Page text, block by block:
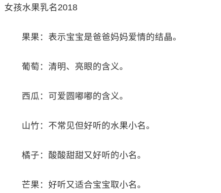
女孩水果乳名2018
果果：表示宝宝是爸爸妈妈爱情的结晶。
葡萄：清明、亮眼的含义。
西瓜：可爱圆嘟嘟的含义。
山竹：不常见但好听的水果小名。
橘子：酸酸甜甜又好听的小名。
芒果：好听又适合宝宝取小名。